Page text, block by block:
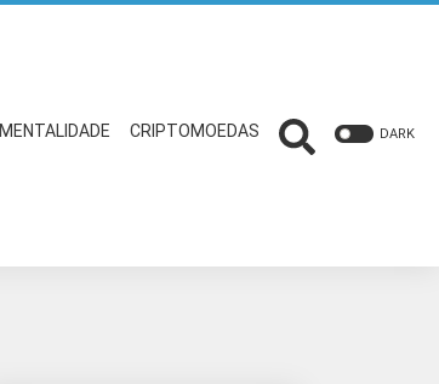
MENTALIDADE CRIPTOMOEDAS DARK